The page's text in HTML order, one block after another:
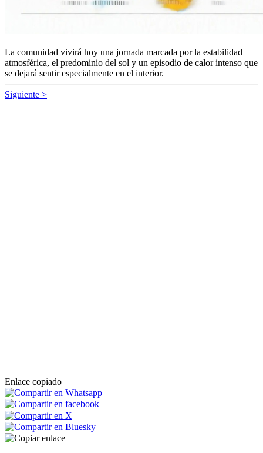
La comunidad vivirá hoy una jornada marcada por la estabilidad
atmosférica, el predominio del sol y un episodio de calor intenso que
se dejará sentir especialmente en el interior.
Siguiente >
Enlace copiado